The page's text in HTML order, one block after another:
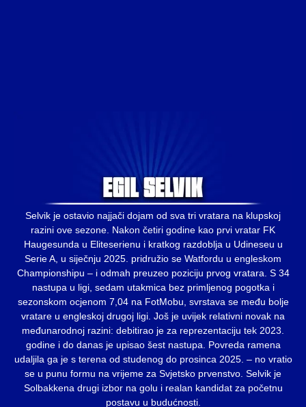
Selvik je ostavio najjači dojam od sva tri vratara na klupskoj
razini ove sezone. Nakon četiri godine kao prvi vratar FK
Haugesunda u Eliteserienu i kratkog razdoblja u Udineseu u
Serie A, u siječnju 2025. pridružio se Watfordu u engleskom
Championshipu – i odmah preuzeo poziciju prvog vratara. S 34
nastupa u ligi, sedam utakmica bez primljenog pogotka i
sezonskom ocjenom 7,04 na FotMobu, svrstava se među bolje
vratare u engleskoj drugoj ligi. Još je uvijek relativni novak na
međunarodnoj razini: debitirao je za reprezentaciju tek 2023.
godine i do danas je upisao šest nastupa. Povreda ramena
udaljila ga je s terena od studenog do prosinca 2025. – no vratio
se u punu formu na vrijeme za Svjetsko prvenstvo. Selvik je
Solbakkena drugi izbor na golu i realan kandidat za početnu
postavu u budućnosti.